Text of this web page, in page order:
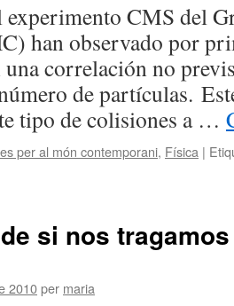
CMS del
han observado por
correlación no
de partículas.
tipo de colisiones a …
per al món contemporani, Física |
si nos
2010per maria